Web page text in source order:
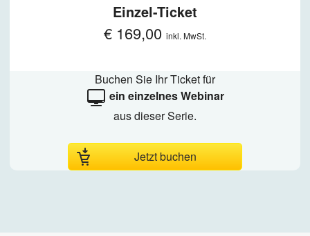
Einzel-Ticket
€ 169,00 inkl. MwSt.
Buchen Sie Ihr Ticket für
ein einzelnes Webinar
aus dieser Serie.
Jetzt buchen